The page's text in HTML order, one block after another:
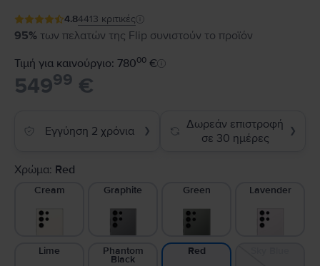
4.84413 κριτικές
95% των πελατών της Flip συνιστούν το προϊόν
Τιμή για καινούργιο: 78000 €
54999 €
Εγγύηση 2 χρόνια ❯
Δωρεάν επιστροφή
σε 30 ημέρες
❯
Χρώμα: Red
Cream Graphite Green Lavender
Lime Phantom
Black
Red